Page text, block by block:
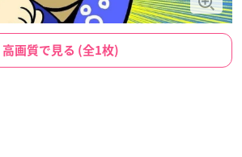
高画質で見る (全1枚)